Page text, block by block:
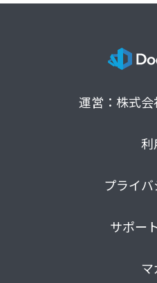
運営：株式
利
プライ
サポー